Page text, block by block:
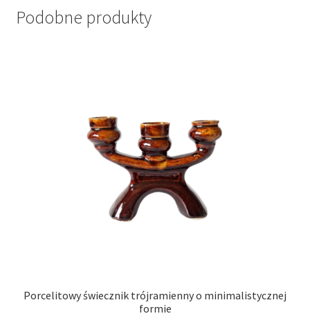
Podobne produkty
Porcelitowy świecznik trójramienny o minimalistycznej
formie